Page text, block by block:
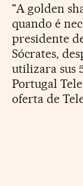
"A golden
quando é
presidente
Sócrates,
utilizara sus
Portugal
oferta de